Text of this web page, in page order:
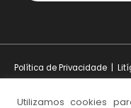
Política de Privacidade|
Utilizamos cookies